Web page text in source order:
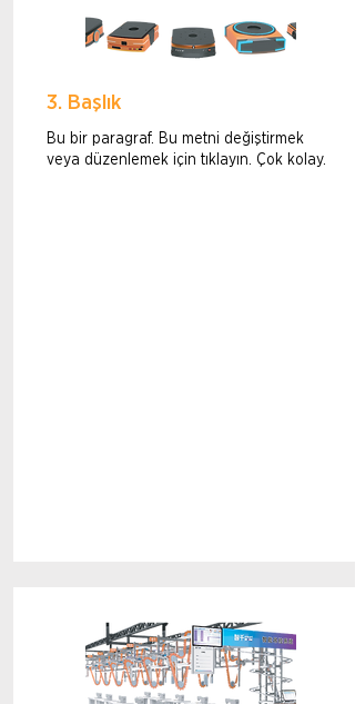
3. Başlık
Bu bir paragraf. Bu metni değiştirmek
veya düzenlemek için tıklayın. Çok kolay.